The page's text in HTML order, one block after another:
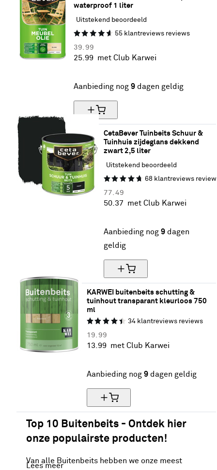
waterproof 1 liter
Uitstekend beoordeeld
55 klantreviews reviews
39. 99
25. 99 met Club Karwei
Aanbieding nog 9 dagen geldig
CetaBever Tuinbeits Schuur &
Tuinhuis zijdeglans dekkend
zwart 2,5 liter
Uitstekend beoordeeld
68 klantreviews
77. 49
50. 37
met Club Karwei
Aanbieding nog 9 dagen
geldig
KARWEI buitenbeits schutting &
tuinhout transparant kleurloos 750
ml
34 klantreviews reviews
19. 99
13. 99 met Club Karwei
Aanbieding nog 9 dagen geldig
Top 10 Buitenbeits - Ontdek hier
onze populairste producten!
Van alle Buitenbeits hebben we onze meest
Lees meer